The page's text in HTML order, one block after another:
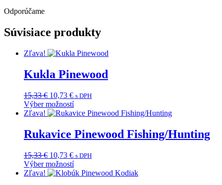
Odporúčame
Súvisiace produkty
Zľava!
Kukla Pinewood
15,33€ Pôvodná
cena
bola:
10,73 €Aktuálna
cena
je:
s DPH
Výber možností
Tento
má
viacero
Možnosti
si
môžete
Zľava!
Rukavice Pinewood Fishing/Hunting
15,33€ Pôvodná
cena
bola:
10,73 €Aktuálna
cena
je:
s DPH
Výber možností
Tento
Zľava!